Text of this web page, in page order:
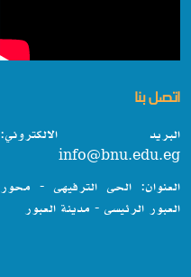
اتصل بنا
البريد الالكتروني:
info@bnu.edu.eg
العنوان: الحى الترفيهى - محور
العبور الرئيسى - مدينة العبور